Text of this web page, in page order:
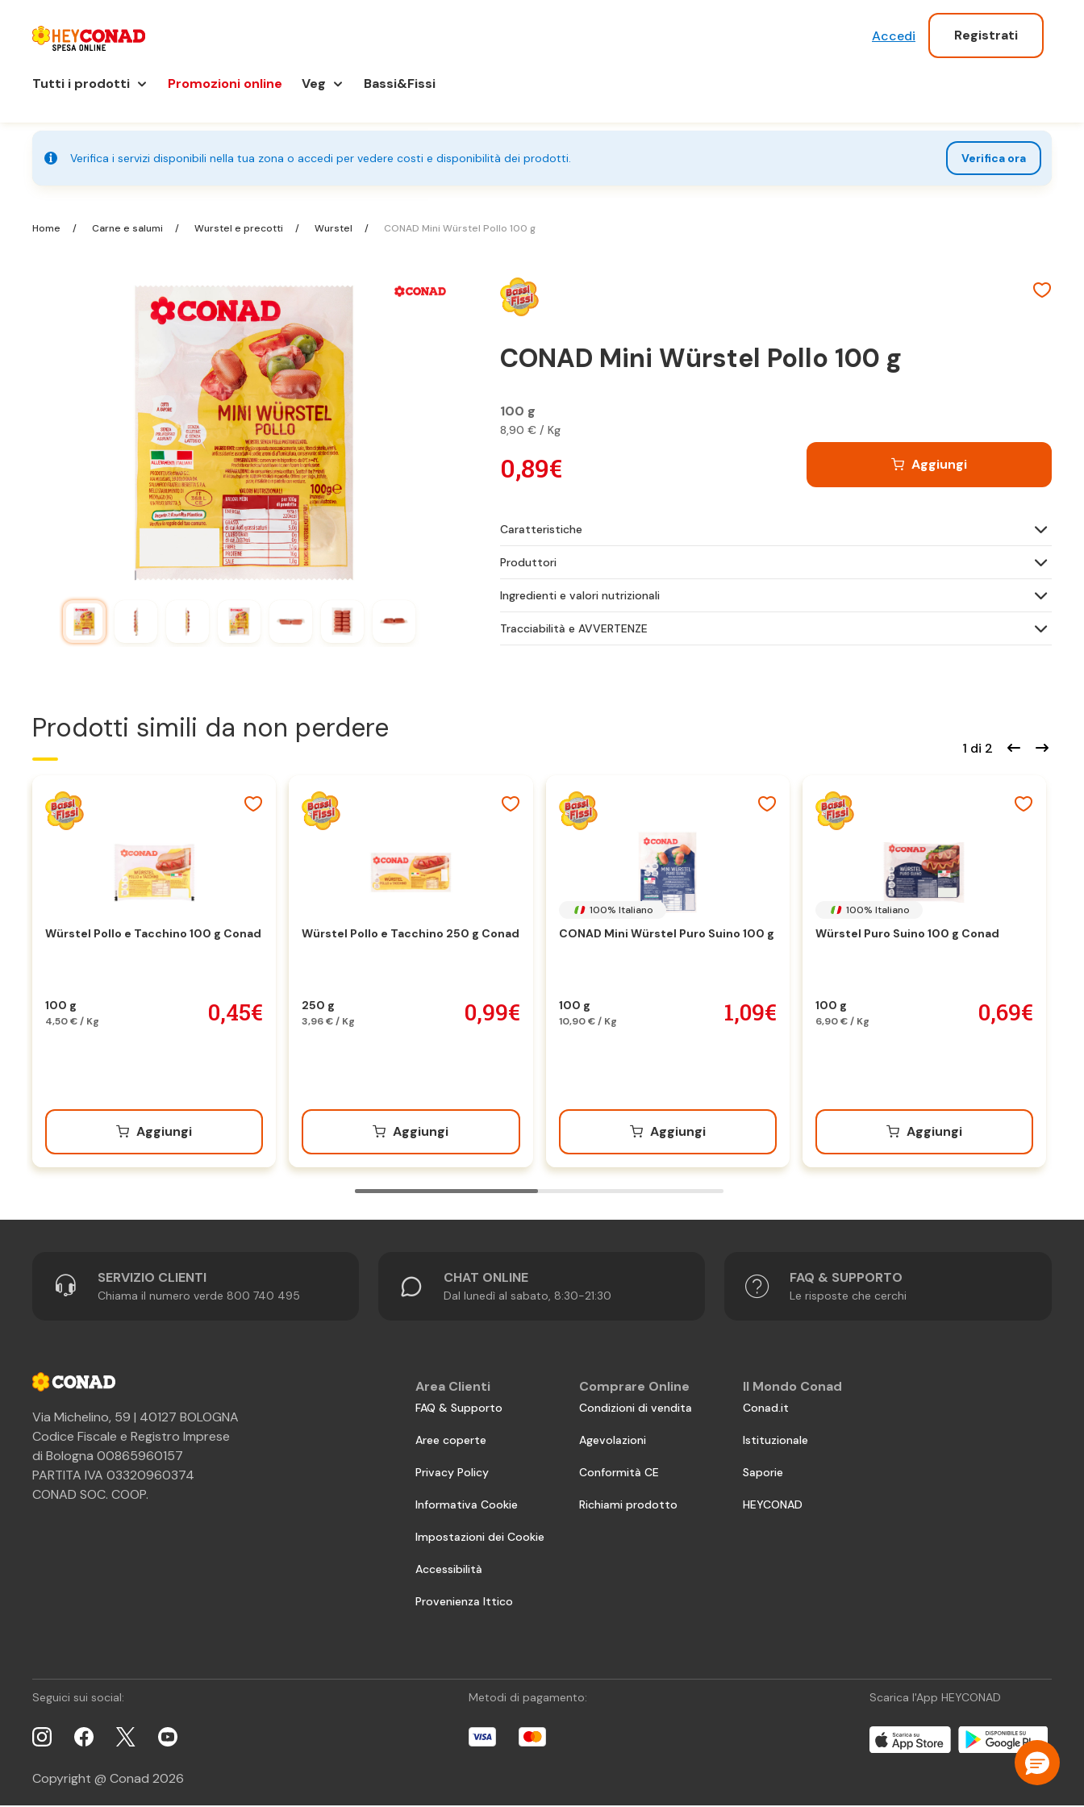
Accedi Registrati
Tutti i prodotti Promozioni online Veg Bassi&Fissi
Verifica i servizi disponibili nella tua zona o accedi per vedere costi e disponibilità dei prodotti. Verifica ora
Home Carne e salumi Wurstel e precotti Wurstel CONAD Mini Würstel Pollo 100 g
CONAD Mini Würstel Pollo 100 g
100 g
8,90 € / Kg
0,89€ Aggiungi
Caratteristiche
Produttori
Ingredienti e valori nutrizionali
Tracciabilità e AVVERTENZE
Prodotti simili da non perdere
Würstel Pollo e Tacchino 100 g Conad
100 g
4,50 € / Kg 0,45€
Aggiungi
Würstel Pollo e Tacchino 250 g Conad
250 g
3,96 € / Kg 0,99€
Aggiungi
100% Italiano
CONAD Mini Würstel Puro Suino 100 g
100 g
10,90 € / Kg 1,09€
Aggiungi
100% Italiano
Würstel Puro Suino 100 g Conad
100 g
6,90 € / Kg 0,69€
Aggiungi
1 di 2
SERVIZIO CLIENTI
Chiama il numero verde 800 740 495
CHAT ONLINE
Dal lunedì al sabato, 8:30-21:30
FAQ & SUPPORTO
Le risposte che cerchi
Via Michelino, 59 | 40127 BOLOGNA
Codice Fiscale e Registro Imprese
di Bologna 00865960157
PARTITA IVA 03320960374
CONAD SOC. COOP.
Area Clienti
FAQ & Supporto
Aree coperte
Privacy Policy
Informativa Cookie
Impostazioni dei Cookie
Accessibilità
Provenienza Ittico
Comprare Online
Condizioni di vendita
Agevolazioni
Conformità CE
Richiami prodotto
Il Mondo Conad
Conad.it
Istituzionale
Saporie
HEYCONAD
Seguici sui social: Metodi di pagamento: Scarica l'App HEYCONAD
Copyright @ Conad 2026